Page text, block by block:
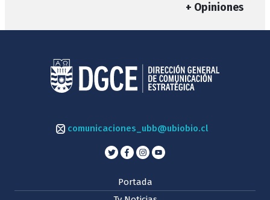
+ Opiniones
comunicaciones_ubb@ubiobio.cl
Portada